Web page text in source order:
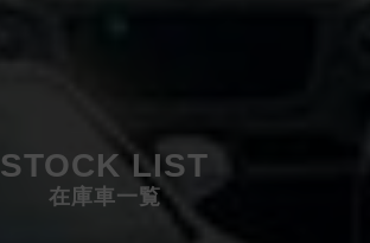
STOCK LIST
在庫車一覧